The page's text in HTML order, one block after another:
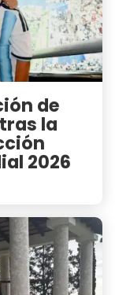
de
la
2026